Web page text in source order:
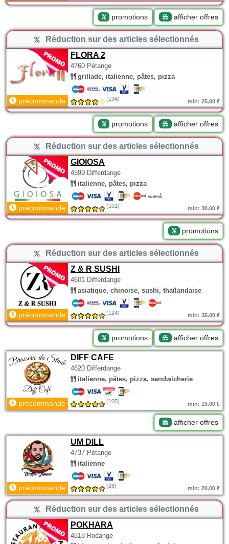
promotions afficher offres
Réduction sur des articles sélectionnés
FLORA 2
4760 Pétange
grillade, italienne, pâtes, pizza
précommande (194) min: 25.00 €
promotions afficher offres
Réduction sur des articles sélectionnés
GIOIOSA
4599 Differdange
italienne, pâtes, pizza
précommande (101) min: 30.00 €
promotions
Réduction sur des articles sélectionnés
Z & R SUSHI
4601 Differdange
asiatique, chinoise, sushi, thaïlandaise
précommande (124) min: 35.00 €
promotions afficher offres
DIFF CAFE
4620 Differdange
italienne, pâtes, pizza, sandwicherie
précommande (105) min: 15.00 €
afficher offres
UM DILL
4737 Pétange
italienne
précommande (26) min: 20.00 €
Réduction sur des articles sélectionnés
POKHARA
4818 Rodange